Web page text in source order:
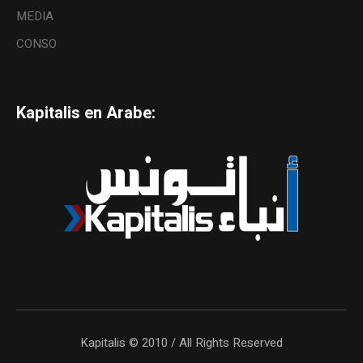
MEDIA
CONSO
Kapitalis en Arabe:
Kapitalis © 2010 / All Rights Reserved